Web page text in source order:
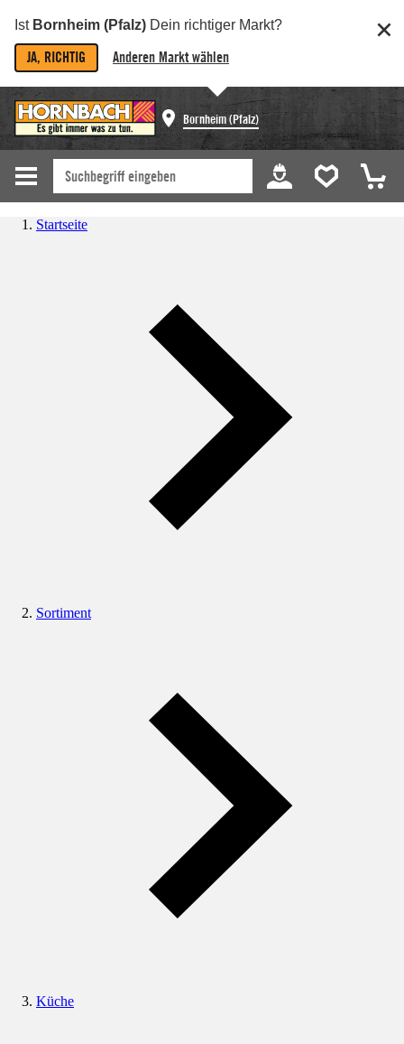
Ist Bornheim (Pfalz) Dein richtiger Markt?
JA, RICHTIG Anderen Markt wählen
Bornheim (Pfalz)
Startseite
Sortiment
Küche